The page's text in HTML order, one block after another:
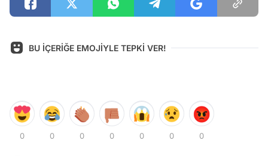
BU İÇERİĞE EMOJİYLE TEPKİ VER!
0 0 0 0 0 0 0